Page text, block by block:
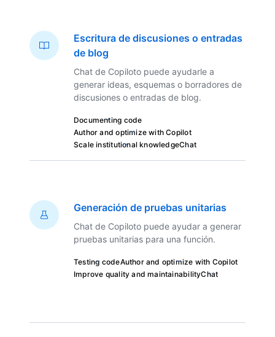
Escritura de discusiones o entradas
de blog
Chat de Copiloto puede ayudarle a
generar ideas, esquemas o borradores de
discusiones o entradas de blog.
Documenting code
Author and optimize with Copilot
Scale institutional knowledgeChat
Generación de pruebas unitarias
Chat de Copiloto puede ayudar a generar
pruebas unitarias para una función.
Testing codeAuthor and optimize with Copilot
Improve quality and maintainabilityChat